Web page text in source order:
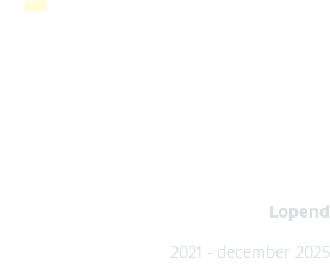
Lopend
2021 - december 2025